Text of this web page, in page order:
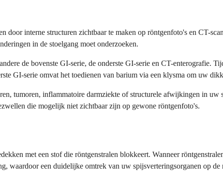
door interne structuren zichtbaar te maken op röntgenfoto's en CT-
in de stoelgang moet onderzoeken.
de bovenste GI-serie, de onderste GI-serie en CT-enterografie.
GI-serie omvat het toedienen van barium via een klysma om uw
tumoren, inflammatoire darmziekte of structurele afwijkingen in uw
die mogelijk niet zichtbaar zijn op gewone röntgenfoto's.
met een stof die röntgenstralen blokkeert. Wanneer
waardoor een duidelijke omtrek van uw spijsverteringsorganen op de